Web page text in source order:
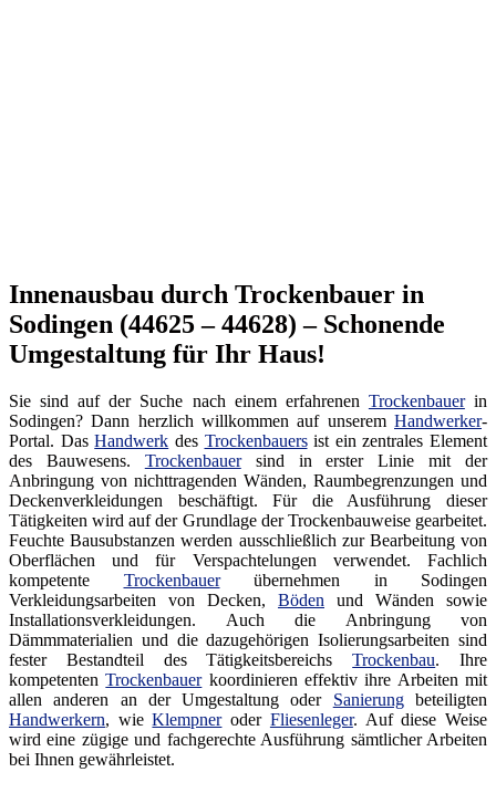
Innenausbau durch Trockenbauer in
Sodingen (44625 – 44628) – Schonende
Umgestaltung für Ihr Haus!
Sie sind auf der Suche nach einem erfahrenen Trockenbauerin
Sodingen? Dann herzlich willkommen auf unserem Handwerker-
Portal. DasHandwerk des Trockenbauersist ein zentrales Element
des Bauwesens. Trockenbauersind in erster Linie mit der
Anbringung von nichttragenden Wänden, Raumbegrenzungen und
Deckenverkleidungen beschäftigt. Für die Ausführung dieser
Tätigkeiten wird auf der Grundlage der Trockenbauweise gearbeitet.
Feuchte Bausubstanzen werden ausschließlich zur Bearbeitung von
Oberflächen und für Verspachtelungen verwendet. Fachlich
kompetente Trockenbauerübernehmen in Sodingen
Verkleidungsarbeiten von Decken, Böden und Wänden sowie
Installationsverkleidungen. Auch die Anbringung von
Dämmmaterialien und die dazugehörigen Isolierungsarbeiten sind
fester Bestandteil des TätigkeitsbereichsTrockenbau. Ihre
kompetentenTrockenbauerkoordinieren effektiv ihre Arbeiten mit
allen anderen an der Umgestaltung oder Sanierungbeteiligten
Handwerkern, wieKlempneroder Fliesenleger. Auf diese Weise
wird eine zügige und fachgerechte Ausführung sämtlicher Arbeiten
bei Ihnen gewährleistet.